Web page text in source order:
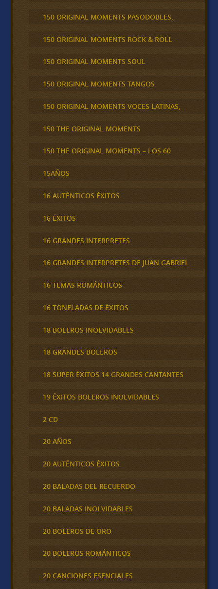
150 ORIGINAL MOMENTS PASODOBLES,
150 ORIGINAL MOMENTS ROCK & ROLL
150 ORIGINAL MOMENTS SOUL
150 ORIGINAL MOMENTS TANGOS
150 ORIGINAL MOMENTS VOCES LATINAS,
150 THE ORIGINAL MOMENTS
150 THE ORIGINAL MOMENTS – LOS 60
15AÑOS
16 AUTÉNTICOS ÉXITOS
16 ÉXITOS
16 GRANDES INTERPRETES
16 GRANDES INTERPRETES DE JUAN GABRIEL
16 TEMAS ROMÁNTICOS
16 TONELADAS DE ÉXITOS
18 BOLEROS INOLVIDABLES
18 GRANDES BOLEROS
18 SUPER ÉXITOS 14 GRANDES CANTANTES
19 ÉXITOS BOLEROS INOLVIDABLES
2 CD
20 AÑOS
20 AUTÉNTICOS ÉXITOS
20 BALADAS DEL RECUERDO
20 BALADAS INOLVIDABLES
20 BOLEROS DE ORO
20 BOLEROS ROMÁNTICOS
20 CANCIONES ESENCIALES